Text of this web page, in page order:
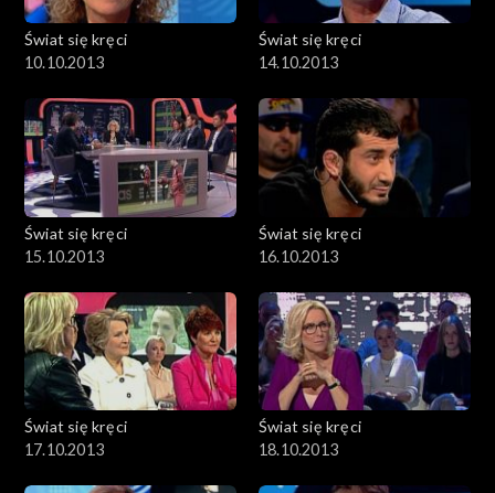
Świat się kręci
10.10.2013
Świat się kręci
14.10.2013
Świat się kręci
15.10.2013
Świat się kręci
16.10.2013
Świat się kręci
17.10.2013
Świat się kręci
18.10.2013